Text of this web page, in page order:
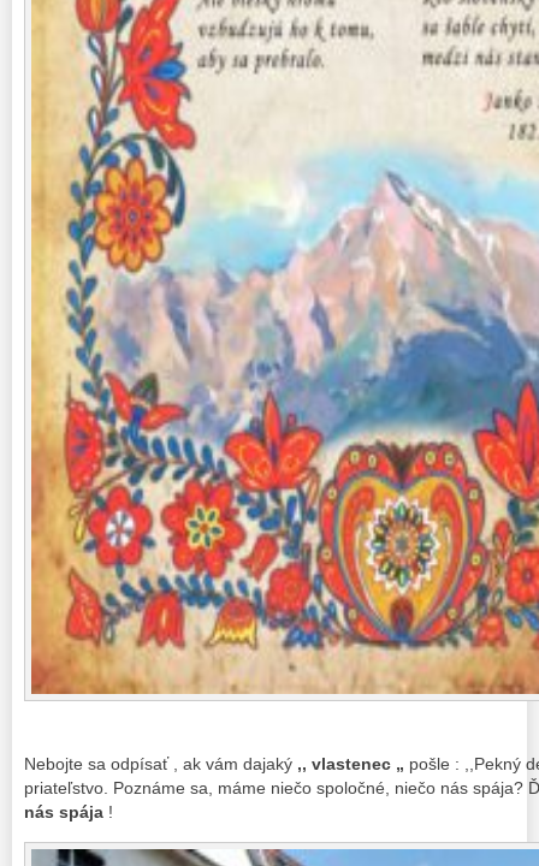
Nebojte sa odpísať , ak vám dajaký ,, vlastenec „ pošle : ,,Pekný
priateľstvo. Poznáme sa, máme niečo spoločné, niečo nás spája?
nás spája !